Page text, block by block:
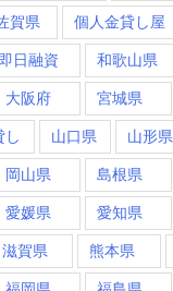
賀県 個人金貸し屋
即日融資 和歌山県
大阪府 宮城県
し 山口県 山形県
岡山県 島根県
愛媛県 愛知県
滋賀県 熊本県